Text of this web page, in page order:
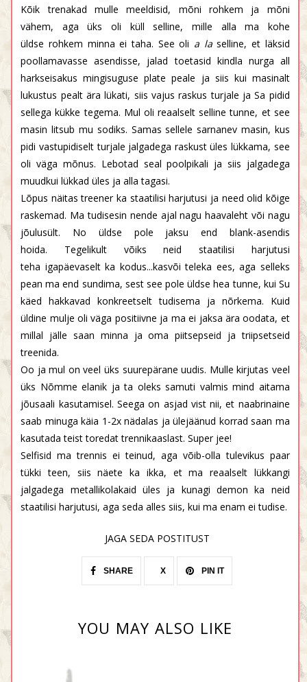
Kõik trenakad mulle meeldisid, mõni rohkem ja mõni
vähem, aga üks oli küll selline, mille alla ma kohe
üldse rohkem minna ei taha. See oli a laselline, et läksid
poollamavasse asendisse, jalad toetasid kindla nurga all
harkseisakus mingisuguse plate peale ja siis kui masinalt
lukustus pealt ära lükati, siis vajus raskus turjale ja Sa pidid
sellega kükke tegema. Mul oli reaalselt selline tunne, et see
masin litsub mu sodiks. Samas sellele sarnanev masin, kus
pidi vastupidiselt turjale jalgadega raskust üles lükkama, see
oli väga mõnus. Lebotad seal poolpikali ja siis jalgadega
muudkui lükkad üles ja alla tagasi.
Lõpus näitas treener ka staatilisi harjutusi ja need olid kõige
raskemad. Ma tudisesin nende ajal nagu haavaleht või nagu
jõulusült. No üldse pole jaksu end blank-asendis
hoida. Tegelikult võiks neid staatilisi harjutusi
teha igapäevaselt ka kodus...kasvõi teleka ees, aga selleks
pean ma end sundima, sest see pole üldse hea tunne, kui Su
käed hakkavad konkreetselt tudisema ja nõrkema. Kuid
üldine mulje oli väga positiivne ja ma ei jaksa ära oodata, et
millal jälle saan minna ja oma piitsepseid ja triipsetseid
treenida.
Oo ja mul on veel üks suurepärane uudis. Mulle kirjutas veel
üks Nõmme elanik ja ta oleks samuti valmis mind aitama
jõusaali kasutamisel. Seega on asjad vist nii, et naabrinaine
saab minuga käia 1-2x nädalas ja ülejäänud korrad saan ma
kasutada teist toredat trennikaaslast. Super jee!
Selfisid ma trennis ei teinud, aga võib-olla tulevikus paar
tükki teen, siis näete ka ikka, et ma reaalselt lükkangi
jalgadega metallikolakaid üles ja kunagi demon ka neid
staatilisi harjutusi, aga seda alles siis, kui ma enam ei tudise.
JAGA SEDA POSTITUST
SHARE X PIN IT
YOU MAY ALSO LIKE